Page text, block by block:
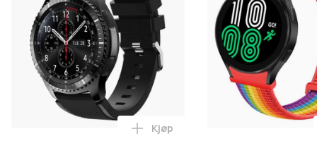
knapper og porter. Det elastiske båndet holder
dekselet lukket når enheten ikke er i bruk.
Uunnværlig ekstra tynt deksel med mange fordeler:
+ Ekstra slank design
+ 360 grader beskyttelse hele veien rundt
+ Variabel stativfunksjon
Legg Klockarmband med
Kjøp